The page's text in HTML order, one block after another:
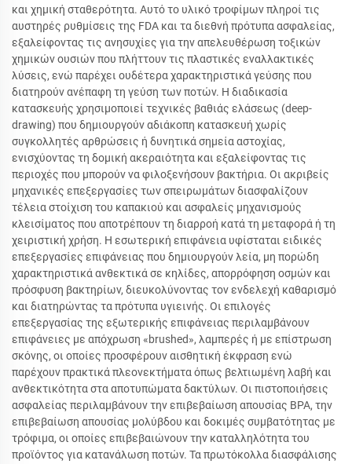
και χημική σταθερότητα. Αυτό το υλικό τροφίμων πληροί τις
αυστηρές ρυθμίσεις της FDA και τα διεθνή πρότυπα ασφαλείας,
εξαλείφοντας τις ανησυχίες για την απελευθέρωση τοξικών
χημικών ουσιών που πλήττουν τις πλαστικές εναλλακτικές
λύσεις, ενώ παρέχει ουδέτερα χαρακτηριστικά γεύσης που
διατηρούν ανέπαφη τη γεύση των ποτών. Η διαδικασία
κατασκευής χρησιμοποιεί τεχνικές βαθιάς ελάσεως (deep-
drawing) που δημιουργούν αδιάκοπη κατασκευή χωρίς
συγκολλητές αρθρώσεις ή δυνητικά σημεία αστοχίας,
ενισχύοντας τη δομική ακεραιότητα και εξαλείφοντας τις
περιοχές που μπορούν να φιλοξενήσουν βακτήρια. Οι ακριβείς
μηχανικές επεξεργασίες των σπειρωμάτων διασφαλίζουν
τέλεια στοίχιση του καπακιού και ασφαλείς μηχανισμούς
κλεισίματος που αποτρέπουν τη διαρροή κατά τη μεταφορά ή τη
χειριστική χρήση. Η εσωτερική επιφάνεια υφίσταται ειδικές
επεξεργασίες επιφάνειας που δημιουργούν λεία, μη πορώδη
χαρακτηριστικά ανθεκτικά σε κηλίδες, απορρόφηση οσμών και
πρόσφυση βακτηρίων, διευκολύνοντας τον ενδελεχή καθαρισμό
και διατηρώντας τα πρότυπα υγιεινής. Οι επιλογές
επεξεργασίας της εξωτερικής επιφάνειας περιλαμβάνουν
επιφάνειες με απόχρωση «brushed», λαμπερές ή με επίστρωση
σκόνης, οι οποίες προσφέρουν αισθητική έκφραση ενώ
παρέχουν πρακτικά πλεονεκτήματα όπως βελτιωμένη λαβή και
ανθεκτικότητα στα αποτυπώματα δακτύλων. Οι πιστοποιήσεις
ασφαλείας περιλαμβάνουν την επιβεβαίωση απουσίας BPA, την
επιβεβαίωση απουσίας μολύβδου και δοκιμές συμβατότητας με
τρόφιμα, οι οποίες επιβεβαιώνουν την καταλληλότητα του
προϊόντος για κατανάλωση ποτών. Τα πρωτόκολλα διασφάλισης